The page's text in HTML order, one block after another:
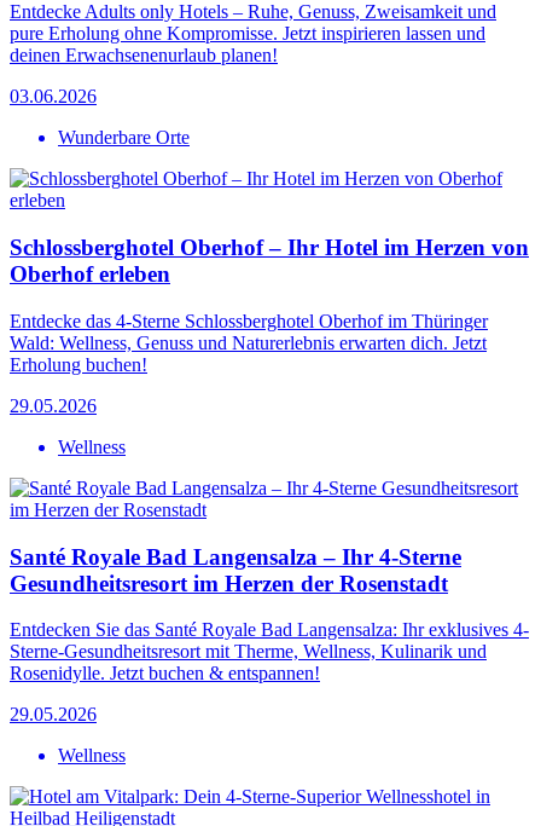
Entdecke Adults only Hotels – Ruhe, Genuss, Zweisamkeit und
pure Erholung ohne Kompromisse. Jetzt inspirieren lassen und
deinen Erwachsenenurlaub planen!
03.06.2026
Wunderbare Orte
Schlossberghotel Oberhof – Ihr Hotel im Herzen von
Oberhof erleben
Entdecke das 4-Sterne Schlossberghotel Oberhof im Thüringer
Wald: Wellness, Genuss und Naturerlebnis erwarten dich. Jetzt
Erholung buchen!
29.05.2026
Wellness
Santé Royale Bad Langensalza – Ihr 4-Sterne
Gesundheitsresort im Herzen der Rosenstadt
Entdecken Sie das Santé Royale Bad Langensalza: Ihr exklusives 4-
Sterne-Gesundheitsresort mit Therme, Wellness, Kulinarik und
Rosenidylle. Jetzt buchen & entspannen!
29.05.2026
Wellness